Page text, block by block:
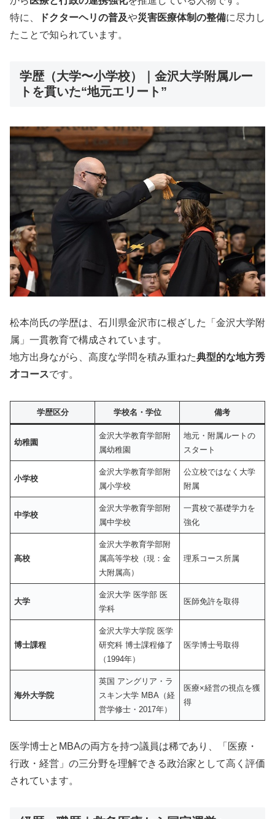
特に、
ドクターヘリの普及や災害医療体制の整備に尽力し
たことで知られています。
学歴（大学〜小学校）｜金沢大学附属ルー
トを貫いた“地元エリート”
松本尚氏の学歴は、石川県金沢市に根ざした「金沢大学附
属」一貫教育で構成されています。
地方出身ながら、高度な学問を積み重ねた典型的な地方秀
才コースです。
学歴区分 学校名・学位 備考
幼稚園
金沢大学教育学部附
属幼稚園
地元・附属ルートの
スタート
小学校
金沢大学教育学部附
属小学校
公立校ではなく大学
附属
中学校
金沢大学教育学部附
属中学校
一貫校で基礎学力を
強化
高校
金沢大学教育学部附
属高等学校（現：金
大附属高）
理系コース所属
大学
金沢大学 医学部 医
学科
医師免許を取得
博士課程
金沢大学大学院 医学
研究科 博士課程修了
（1994年）
医学博士号取得
海外大学院
英国 アングリア・ラ
スキン大学 MBA（経
営学修士・2017年）
医療×経営の視点を獲
得
医学博士とMBAの両方を持つ議員は稀であり、「医療・
行政・経営」の三分野を理解できる政治家として高く評価
されています。